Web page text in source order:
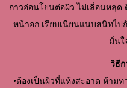
กาวอ่อนโยนต่อผิว ไม่เลื่อนหลุ
หน้าอก เรียบเนียนแนบสนิทไป
มั่นใ
วิธี
•ต้องเป็นผิวที่แห้งสะอาด ห้าม